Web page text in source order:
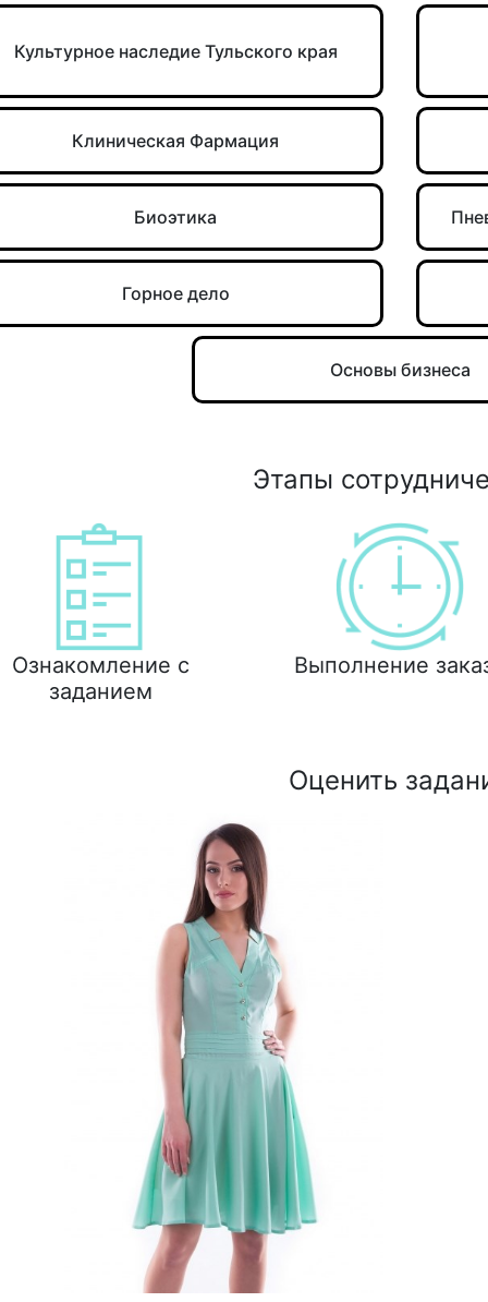
Культурное наследие Тульского края
Клиническая Фармация
Биоэтика
Горное дело
Основы бизнеса
Этапы
Ознакомление с
заданием
Выполнение
Оценить